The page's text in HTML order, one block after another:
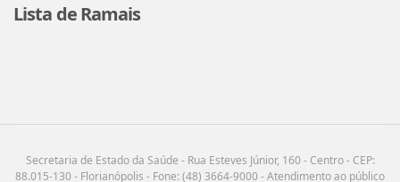
Lista de Ramais
Secretaria de Estado da Saúde - Rua Esteves Júnior, 160 - Centro - CEP:
88.015-130 - Florianópolis - Fone: (48) 3664-9000 - Atendimento ao público